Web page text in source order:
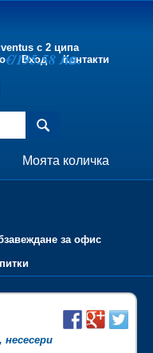
с 2 ципа
Вход Контакти
Моята количка
за офис
195.58 лв.